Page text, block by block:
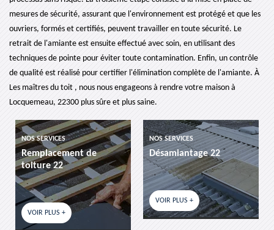
mesures de sécurité, assurant que l'environnement est protégé et que les
ouvriers, formés et certifiés, peuvent travailler en toute sécurité. Le
retrait de l'amiante est ensuite effectué avec soin, en utilisant des
techniques de pointe pour éviter toute contamination. Enfin, un contrôle
de qualité est réalisé pour certifier l'élimination complète de l'amiante. À
Les maîtres du toit , nous nous engageons à rendre votre maison à
Locquemeau, 22300 plus sûre et plus saine.
de
NOS SERVICES
Désamiantage 22
VOIR PLUS +
NOS SERVICES
etancheite
VOIR PLUS +